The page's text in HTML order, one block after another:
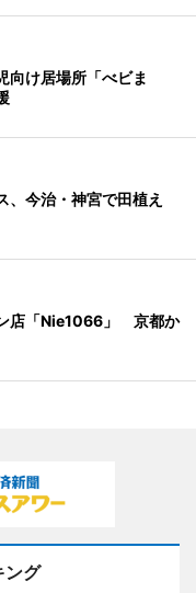
向け居場所「べビま
、今治・神宮で田植え
店「Nie1066」 京都か
ング